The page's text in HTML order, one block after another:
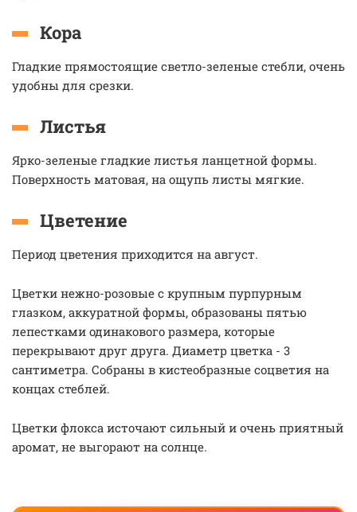
Кора
Гладкие прямостоящие светло-зеленые стебли, очень
удобны для срезки.
Листья
Ярко-зеленые гладкие листья ланцетной формы.
Поверхность матовая, на ощупь листы мягкие.
Цветение
Период цветения приходится на август.
Цветки нежно-розовые с крупным пурпурным
глазком, аккуратной формы, образованы пятью
лепестками одинакового размера, которые
перекрывают друг друга. Диаметр цветка - 3
сантиметра. Собраны в кистеобразные соцветия на
концах стеблей.
Цветки флокса источают сильный и очень приятный
аромат, не выгорают на солнце.